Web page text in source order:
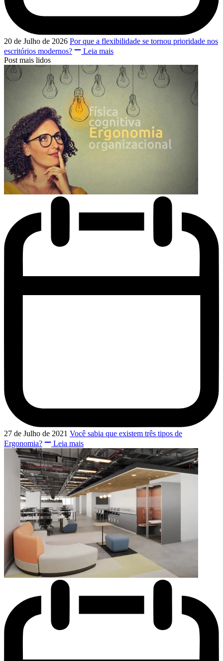
20 de Julho de 2026 Por que a flexibilidade se tornou prioridade nos
escritórios modernos?
Leia mais
Post mais lidos
27 de Julho de 2021 Você sabia que existem três tipos de
Ergonomia?
Leia mais